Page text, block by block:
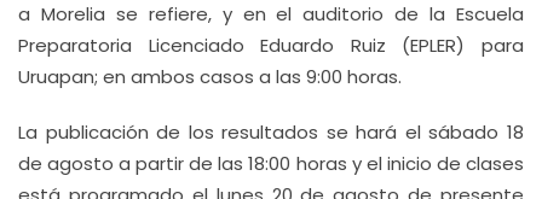
a Morelia se refiere, y en el auditorio de la Escuela
Preparatoria Licenciado Eduardo Ruiz (EPLER) para
Uruapan; en ambos casos a las 9:00 horas.
La publicación de los resultados se hará el sábado 18
de agosto a partir de las 18:00 horas y el inicio de clases